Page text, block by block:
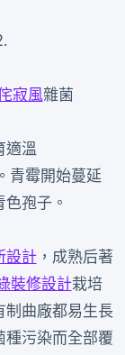
寂風雜菌
適溫
霉開始蔓延
孢子。
設計，成熟后著
裝修設計栽培
制曲廠都易生長
種污染而全部覆